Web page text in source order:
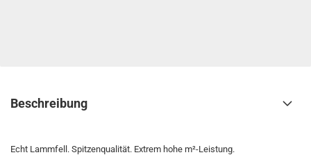
Beschreibung
Echt Lammfell. Spitzenqualität. Extrem hohe m²-Leistung.